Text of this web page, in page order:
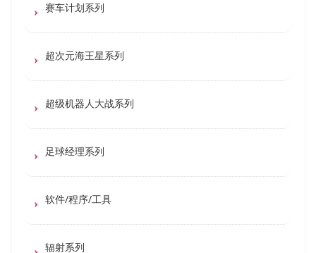
赛车计划系列
超次元海王星系列
超级机器人大战系列
足球经理系列
软件/程序/工具
辐射系列